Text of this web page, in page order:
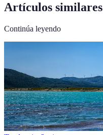
Artículos similares
Continúa leyendo